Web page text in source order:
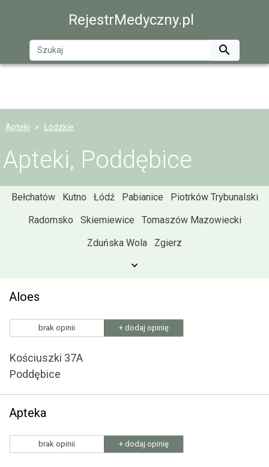
RejestrMedyczny.pl

Apteki Łódzkie
Apteki, Poddębice
Bełchatów Kutno Łódź Pabianice
Piotrków Trybunalski
Radomsko
Skierniewice
Tomaszów Mazowiecki
Zduńska Wola
Zgierz
Aloes
brak opinii + dodaj opinię
Kościuszki 37A
Poddębice
Apteka
brak opinii + dodaj opinię